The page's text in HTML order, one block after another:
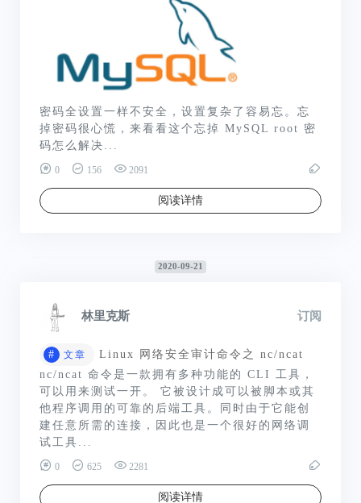
密码全设置一样不安全，设置复杂了容易忘。忘
掉密码很心慌，来看看这个忘掉 MySQL root 密
码怎么解决...
0 156 2091
阅读详情
2020-09-21
林里克斯 订阅
# 文章
Linux 网络安全审计命令之 nc/ncat
nc/ncat 命令是一款拥有多种功能的 CLI 工具，
可以用来测试一开。 它被设计成可以被脚本或其
他程序调用的可靠的后端工具。同时由于它能创
建任意所需的连接，因此也是一个很好的网络调
试工具...
0 625 2281
阅读详情